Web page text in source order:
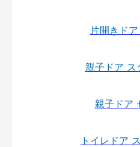
片開きド
親子ドア ス
親子ドア
トイレドア